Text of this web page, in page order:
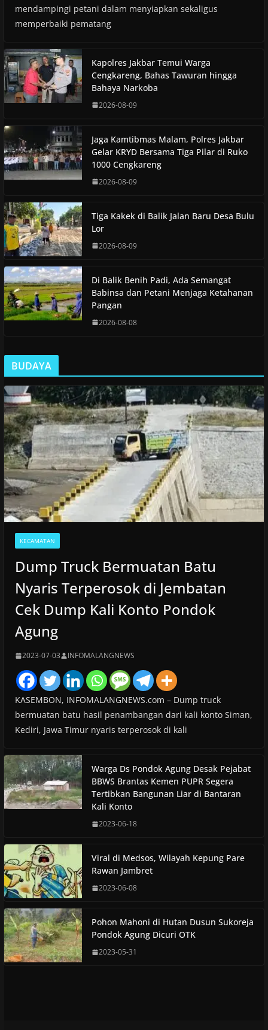
mendampingi petani dalam menyiapkan sekaligus
memperbaiki pematang
Kapolres Jakbar Temui Warga
Cengkareng, Bahas Tawuran hingga
Bahaya Narkoba
2026-08-09
Jaga Kamtibmas Malam, Polres Jakbar
Gelar KRYD Bersama Tiga Pilar di Ruko
1000 Cengkareng
2026-08-09
Tiga Kakek di Balik Jalan Baru Desa Bulu
Lor
2026-08-09
Di Balik Benih Padi, Ada Semangat
Babinsa dan Petani Menjaga Ketahanan
Pangan
2026-08-08
BUDAYA
KECAMATAN
Dump Truck Bermuatan Batu
Nyaris Terperosok di Jembatan
Cek Dump Kali Konto Pondok
Agung
2023-07-03 INFOMALANGNEWS
KASEMBON, INFOMALANGNEWS.com – Dump truck
bermuatan batu hasil penambangan dari kali konto Siman,
Kediri, Jawa Timur nyaris terperosok di kali
Warga Ds Pondok Agung Desak Pejabat
BBWS Brantas Kemen PUPR Segera
Tertibkan Bangunan Liar di Bantaran
Kali Konto
2023-06-18
Viral di Medsos, Wilayah Kepung Pare
Rawan Jambret
2023-06-08
Pohon Mahoni di Hutan Dusun Sukoreja
Pondok Agung Dicuri OTK
2023-05-31